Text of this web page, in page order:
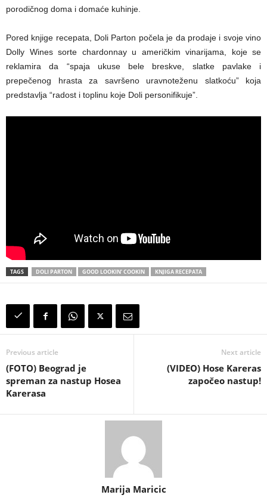
porodičnog doma i domaće kuhinje.
Pored knjige recepata, Doli Parton počela je da prodaje i svoje vino
Dolly Wines sorte chardonnay u američkim vinarijama, koje se
reklamira da “spaja ukuse bele breskve, slatke pavlake i
prepečenog hrasta za savršeno uravnoteženu slatkoću” koja
predstavlja “radost i toplinu koje Doli personifikuje”.
TAGS DOLI PARTON GOOD LOOKIN’ COOKIN KNJIGA RECEPATA
Previous article
(FOTO) Beograd je
spreman za nastup Hosea
Karerasa
Next article
(VIDEO) Hose Kareras
započeo nastup!
Marija Maricic